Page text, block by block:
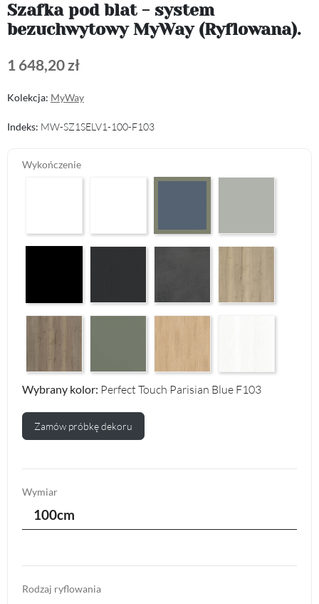
Szafka pod blat - system
bezuchwytowy MyWay (Ryflowana).
1 648,20 zł
Kolekcja: MyWay
Indeks: MW-SZ1SELV1-100-F103
Wykończenie
Premium White Supermatt F83
Wybrany kolor: Perfect Touch Parisian Blue F103
Zamów próbkę dekoru
Wymiar
100cm
Rodzaj ryflowania